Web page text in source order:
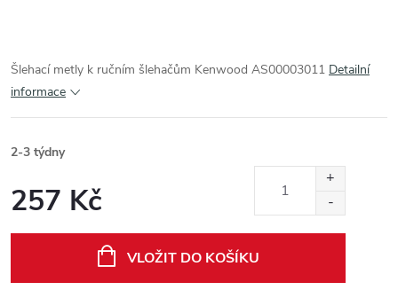
Šlehací metly k ručním šlehačům Kenwood AS00003011 Detailní
informace
2-3 týdny
257 Kč
VLOŽIT DO KOŠÍKU